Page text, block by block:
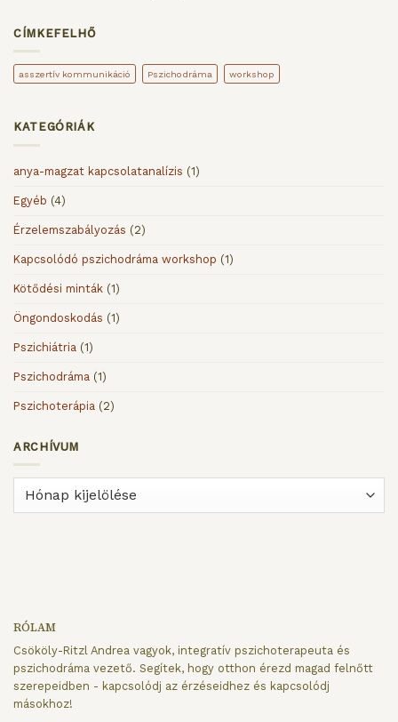
érdemes
bejegyzéshez
érdekében
bejegyzéshez
magadért,
tudod,
hogy
bejegyzéshez
CÍMKEFELHŐ
asszertív kommunikáció Pszichodráma workshop
KATEGÓRIÁK
anya-magzat kapcsolatanalízis (1)
Egyéb (4)
Érzelemszabályozás (2)
Kapcsolódó pszichodráma workshop (1)
Kötődési minták (1)
Öngondoskodás (1)
Pszichiátria (1)
Pszichodráma (1)
Pszichoterápia (2)
ARCHÍVUM
RÓLAM
Csököly-Ritzl Andrea vagyok, integratív pszichoterapeuta és
pszichodráma vezető. Segítek, hogy otthon érezd magad felnőtt
szerepeidben - kapcsolódj az érzéseidhez és kapcsolódj
másokhoz!